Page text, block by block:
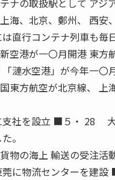
ナの取扱駅として アジ
海、北京、鄭州、 西安
直行コンテナ列車も毎
空港が一〇月開港 東
漣水空港」が今年一〇
東方航空が北京線、 上
支社を設立 ■５・ 28
。
物の海上 輸送の受注活
莞に物流センターを建